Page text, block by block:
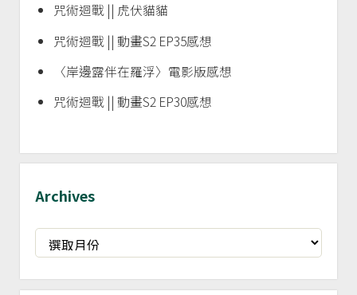
咒術迴戰 || 虎伏貓貓
咒術迴戰 || 動畫S2 EP35感想
〈岸邊露伴在羅浮〉電影版感想
咒術迴戰 || 動畫S2 EP30感想
Archives
Archives